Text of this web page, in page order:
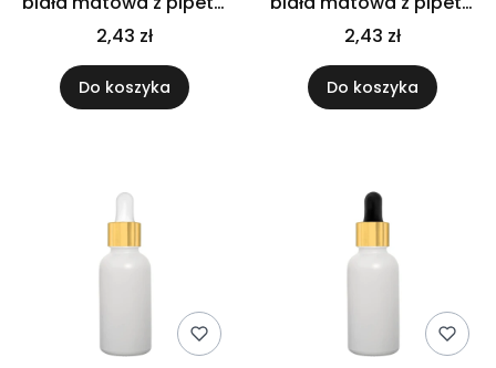
gwarancyjną
2,43 zł
Do koszyka
srebrną
2,43 zł
Do koszyka